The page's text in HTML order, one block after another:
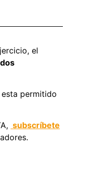
el
esta permitido
subscríbete